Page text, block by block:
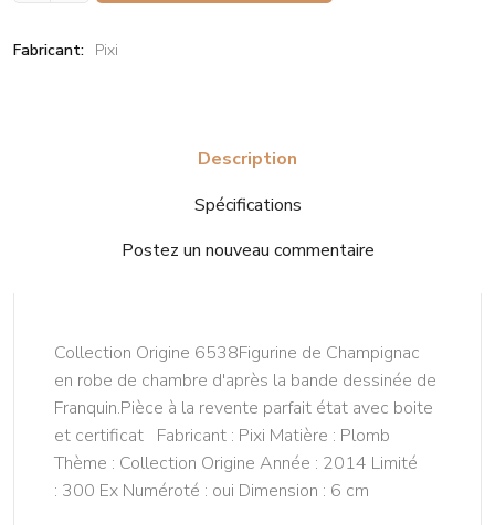
Fabricant: Pixi
Description
Spécifications
Postez un nouveau commentaire
Collection Origine 6538Figurine de Champignac
en robe de chambre d'après la bande dessinée de
Franquin.Pièce à la revente parfait état avec boite
et certificat Fabricant : Pixi Matière : Plomb
Thème : Collection Origine Année : 2014 Limité
: 300 Ex Numéroté : oui Dimension : 6 cm